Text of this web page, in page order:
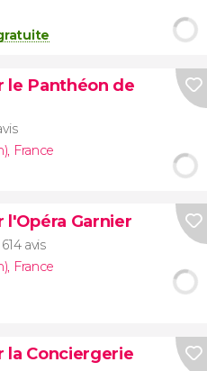
le Panthéon de
, France
l'Opéra Garnier
614 avis
, France
la Conciergerie